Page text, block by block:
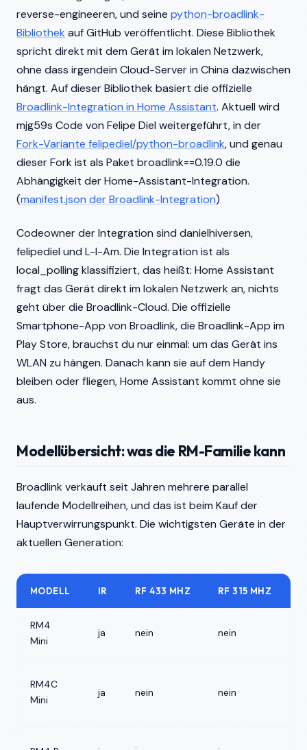
reverse-engineeren, und seine python-broadlink-
Bibliothekauf GitHub veröffentlicht. Diese Bibliothek
spricht direkt mit dem Gerät im lokalen Netzwerk,
ohne dass irgendein Cloud-Server in China dazwischen
hängt. Auf dieser Bibliothek basiert die offizielle
Broadlink-Integration in Home Assistant. Aktuell wird
mjg59s Code von Felipe Diel weitergeführt, in der
Fork-Variante felipediel/python-broadlink, und genau
dieser Fork ist als Paket broadlink==0.19.0 die
Abhängigkeit der Home-Assistant-Integration.
(manifest.json der Broadlink-Integration)
Codeowner der Integration sind danielhiversen,
felipediel und L-I-Am. Die Integration ist als
local_polling klassifiziert, das heißt: Home Assistant
fragt das Gerät direkt im lokalen Netzwerk an, nichts
geht über die Broadlink-Cloud. Die offizielle
Smartphone-App von Broadlink, die Broadlink-App im
Play Store, brauchst du nur einmal: um das Gerät ins
WLAN zu hängen. Danach kann sie auf dem Handy
bleiben oder fliegen, Home Assistant kommt ohne sie
aus.
Modellübersicht: was die RM-Familie kann
Broadlink verkauft seit Jahren mehrere parallel
laufende Modellreihen, und das ist beim Kauf der
Hauptverwirrungspunkt. Die wichtigsten Geräte in der
aktuellen Generation:
MODELL IR RF 433 MHZ RF 315 MHZ
RM4
Mini
ja nein nein
RM4C
Mini
ja nein nein